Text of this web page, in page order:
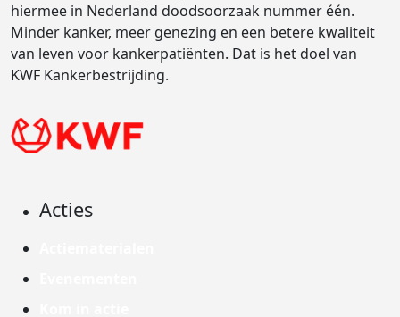
hiermee in Nederland doodsoorzaak nummer één.
Minder kanker, meer genezing en een betere kwaliteit
van leven voor kankerpatiënten. Dat is het doel van
KWF Kankerbestrijding.
Acties